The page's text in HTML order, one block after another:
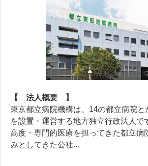
【 法人概要 】
東京都立病院機構は、14の都立病院と
を設置・運営する地方独立行政法人で
高度・専門的医療を担ってきた都立病
みとしてきた公社...